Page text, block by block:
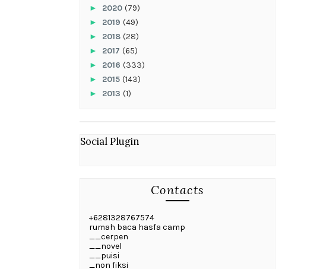
► 2020 (79)
► 2019 (49)
► 2018 (28)
► 2017 (65)
► 2016 (333)
► 2015 (143)
► 2013 (1)
Social Plugin
Contacts
+6281328767574
rumah baca hasfa camp
__cerpen
__novel
__puisi
_non fiksi